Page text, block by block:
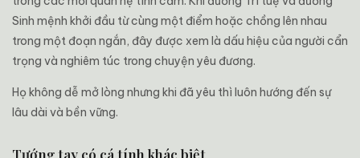
Sinh mệnh khởi đầu từ cùng một điểm hoặc chồng lên nhau
trong một đoạn ngắn, đây được xem là dấu hiệu của người cẩn
trọng và nghiêm túc trong chuyện yêu đương.
Họ không dễ mở lòng nhưng khi đã yêu thì luôn hướng đến sự
lâu dài và bền vững.
Tướng tay có cá tính khác biệt